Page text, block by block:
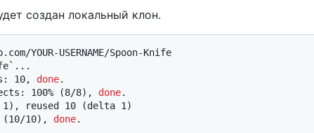
создан локальный клон.
YOUR-USERNAME/Spoon-Knife
10, done.
100% (8/8), done.
reused 10 (delta 1)
(10/10), done.